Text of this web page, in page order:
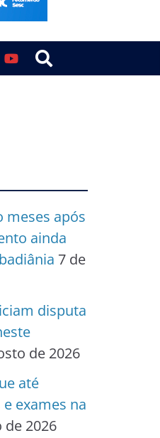
meses após
ainda
7 de
disputa
de 2026
até
exames na
de 2026